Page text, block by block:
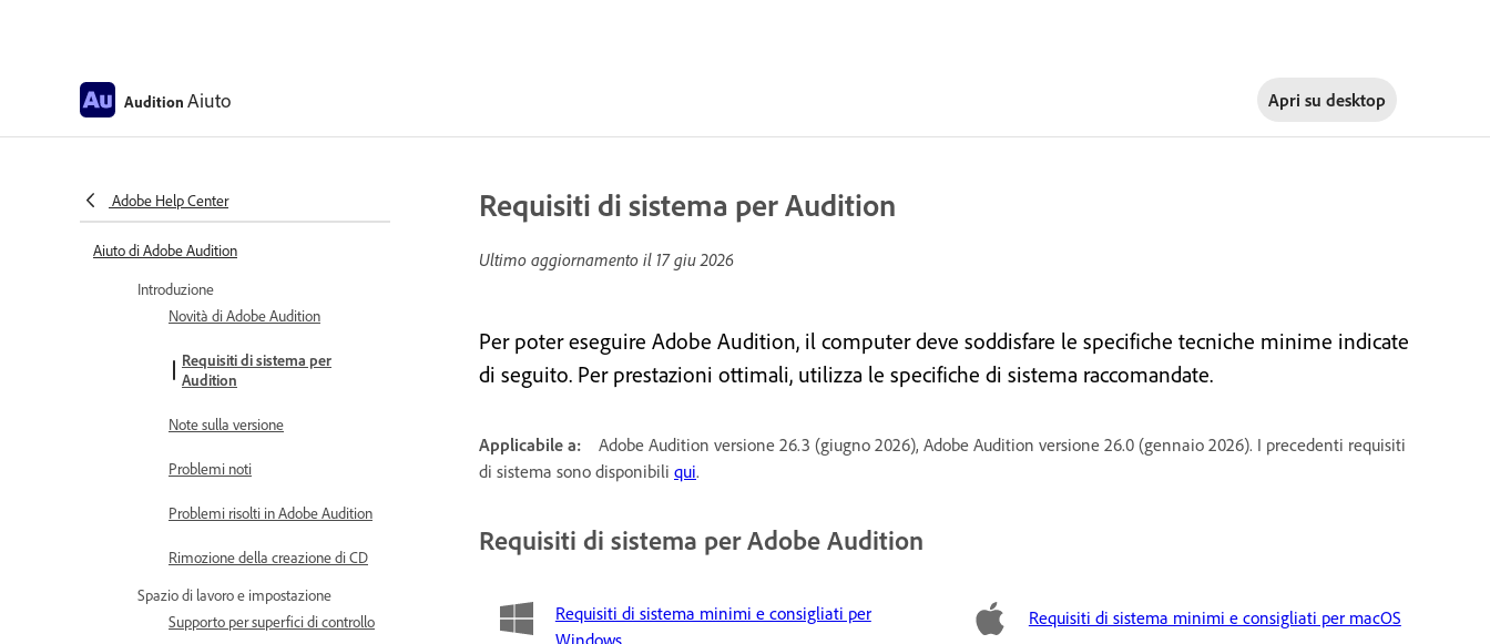
Audition Aiuto Apri su desktop
Adobe Help Center
Aiuto di Adobe Audition
Introduzione
Novità di Adobe Audition
Requisiti di sistema per
Audition
Note sulla versione
Problemi noti
Problemi risolti in Adobe Audition
Rimozione della creazione di CD
Spazio di lavoro e impostazione
Supporto per superfici di controllo
Requisiti di sistema per Audition
Ultimo aggiornamento il 17 giu 2026
Per poter eseguire Adobe Audition, il computer deve soddisfare le specifiche tecniche minime indicate
di seguito. Per prestazioni ottimali, utilizza le specifiche di sistema raccomandate.
Applicabile a:
Adobe Audition versione 26.3 (giugno 2026), Adobe Audition versione 26.0 (gennaio 2026). I precedenti requisiti
di sistema sono disponibili qui.
Requisiti di sistema per Adobe Audition
Requisiti di sistema minimi e consigliati per
Windows
Requisiti di sistema minimi e consigliati per macOS